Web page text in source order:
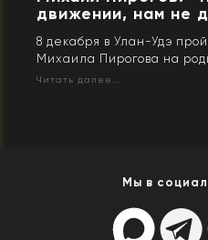
движении, нам не
8 декабря в Улан-Удэ
Михаила Пирогова на
Читать далее...
Мы в